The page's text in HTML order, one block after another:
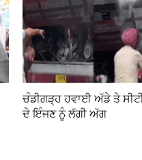
ਚੰਡੀਗੜ੍ਹ ਹਵਾਈ ਅੱਡੇ ਤੇ
ਦੇ ਇੰਜਣ ਨੂੰ ਲੱਗੀ ਅੱਗ